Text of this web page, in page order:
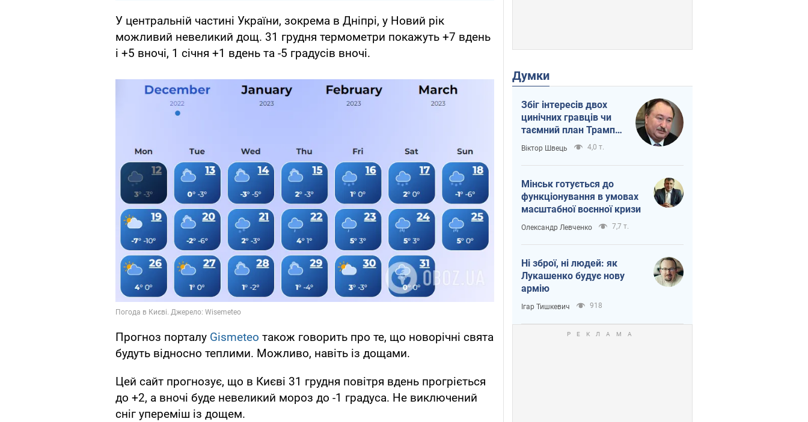
У центральній частині України, зокрема в Дніпрі, у Новий рік
можливий невеликий дощ. 31 грудня термометри покажуть +7 вдень
і +5 вночі, 1 січня +1 вдень та -5 градусів вночі.
Прогноз порталу Gismeteo також говорить про те, що новорічні свята
будуть відносно теплими. Можливо, навіть із дощами.
Цей сайт прогнозує, що в Києві 31 грудня повітря вдень прогріється
до +2, а вночі буде невеликий мороз до -1 градуса. Не виключений
сніг упереміш із дощем.
Думки
Збіг інтересів двох
цинічних гравців чи
таємний план Трампа
і Путіна?
Віктор Швець 4,0 т.
Мінськ готується до
функціонування в умовах
масштабної воєнної кризи
Олександр Левченко 7,7 т.
Ні зброї, ні людей: як
Лукашенко будує нову
армію
Ігар Тишкевич 918